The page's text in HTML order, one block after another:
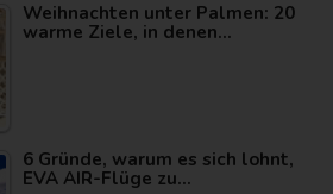
Weihnachten unter Palmen: 20
warme Ziele, in denen…
6 Gründe, warum es sich lohnt,
EVA AIR-Flüge zu…